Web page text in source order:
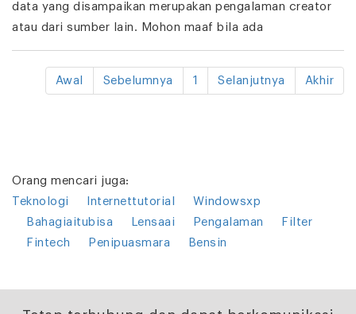
data yang disampaikan merupakan pengalaman creator
atau dari sumber lain. Mohon maaf bila ada
Awal Sebelumnya 1 Selanjutnya Akhir
Orang mencari juga:
Teknologi
Internettutorial
Windowsxp
Bahagiaitubisa
Lensaai Pengalaman
Filter
Fintech
Penipuasmara Bensin